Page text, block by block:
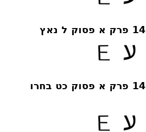
משלי 145 פרק א פסוק כט בחרו